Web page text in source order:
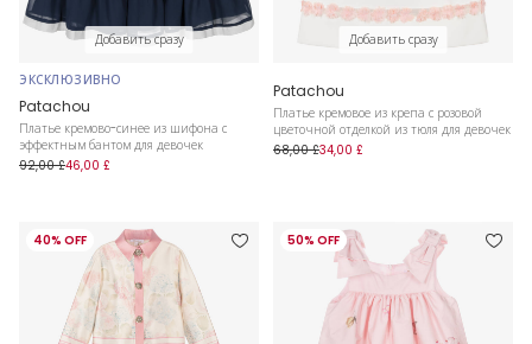
Добавить сразу
ЭКСКЛЮЗИВНО
Patachou
Платье кремово-синее из шифона с
эффектным бантом для девочек
92,00 £46,00 £
Добавить сразу
Patachou
Платье кремовое из крепа с розовой
цветочной отделкой из тюля для девочек
68,00 £34,00 £
40% OFF 50% OFF